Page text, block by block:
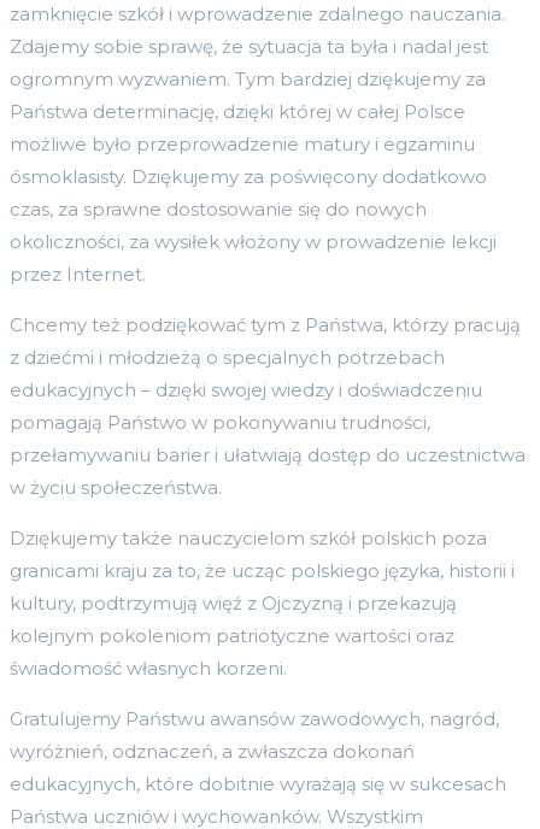
zamknięcie szkół i wprowadzenie zdalnego nauczania.
Zdajemy sobie sprawę, że sytuacja ta była i nadal jest
ogromnym wyzwaniem. Tym bardziej dziękujemy za
Państwa determinację, dzięki której w całej Polsce
możliwe było przeprowadzenie matury i egzaminu
ósmoklasisty. Dziękujemy za poświęcony dodatkowo
czas, za sprawne dostosowanie się do nowych
okoliczności, za wysiłek włożony w prowadzenie lekcji
przez Internet.
Chcemy też podziękować tym z Państwa, którzy pracują
z dziećmi i młodzieżą o specjalnych potrzebach
edukacyjnych – dzięki swojej wiedzy i doświadczeniu
pomagają Państwo w pokonywaniu trudności,
przełamywaniu barier i ułatwiają dostęp do uczestnictwa
w życiu społeczeństwa.
Dziękujemy także nauczycielom szkół polskich poza
granicami kraju za to, że ucząc polskiego języka, historii i
kultury, podtrzymują więź z Ojczyzną i przekazują
kolejnym pokoleniom patriotyczne wartości oraz
świadomość własnych korzeni.
Gratulujemy Państwu awansów zawodowych, nagród,
wyróżnień, odznaczeń, a zwłaszcza dokonań
edukacyjnych, które dobitnie wyrażają się w sukcesach
Państwa uczniów i wychowanków. Wszystkim